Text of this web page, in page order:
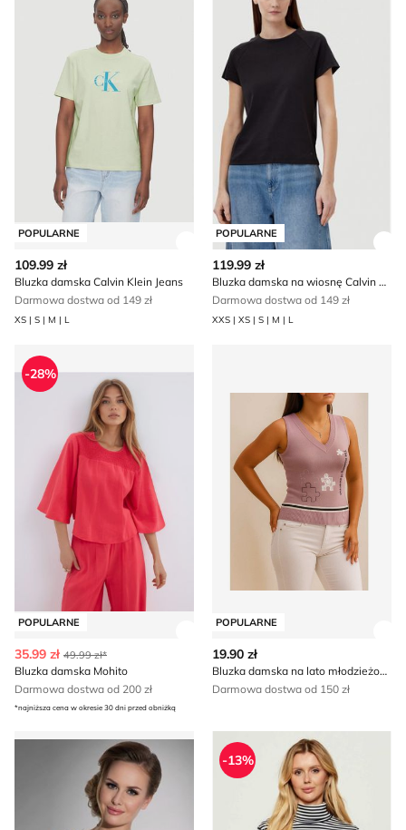
POPULARNE
Zobacz szczegóły produktu
109.99 zł
Bluzka damska Calvin Klein Jeans
Darmowa dostwa od 149 zł
XS | S | M | L
POPULARNE
119.99 zł
Bluzka damska na wiosnę Calvin Klein
Darmowa dostwa od 149 zł
XXS | XS | S | M | L
Bluzka damska Mohito
POPULARNE
-28%
35.99 zł 49.99 zł*
Bluzka damska Mohito
Darmowa dostwa od 200 zł
*najniższa cena w okresie 30 dni przed obniżką
POPULARNE
19.90 zł
Bluzka damska na lato młodzieżowa
Darmowa dostwa od 150 zł
Bluzka damska Eldar Bluzka damska casual
-13%